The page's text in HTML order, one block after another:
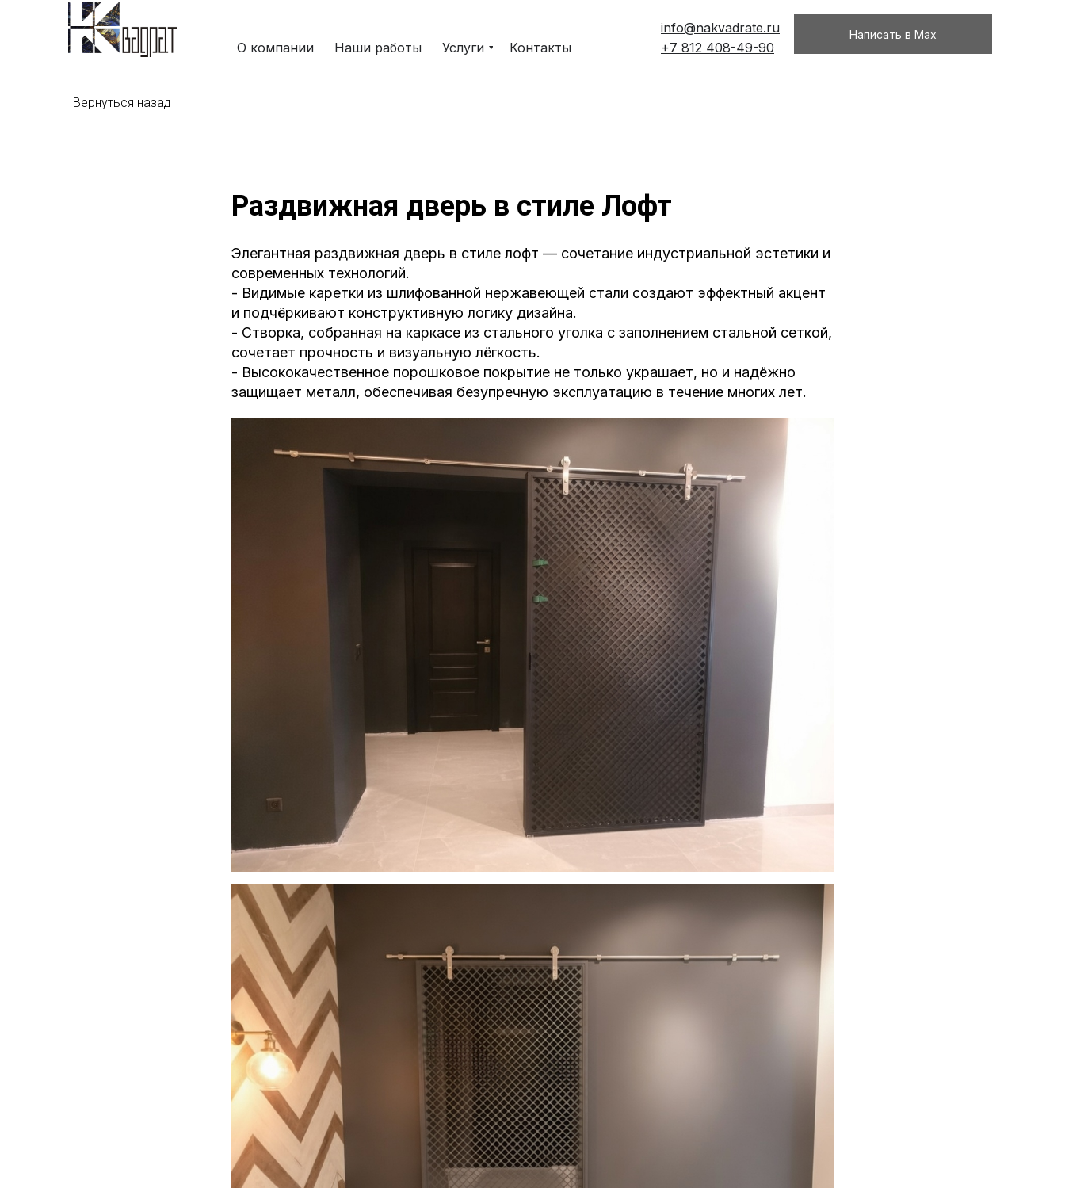
info@nakvadrate.ru
+7 812 408-49-90
Написать в Max
О компании Наши работы Услуги Контакты
Вернуться назад
Раздвижная дверь в стиле Лофт
Элегантная раздвижная дверь в стиле лофт — сочетание индустриальной эстетики и
современных технологий.
- Видимые каретки из шлифованной нержавеющей стали создают эффектный акцент
и подчёркивают конструктивную логику дизайна.
- Створка, собранная на каркасе из стального уголка с заполнением стальной сеткой,
сочетает прочность и визуальную лёгкость.
- Высококачественное порошковое покрытие не только украшает, но и надёжно
защищает металл, обеспечивая безупречную эксплуатацию в течение многих лет.